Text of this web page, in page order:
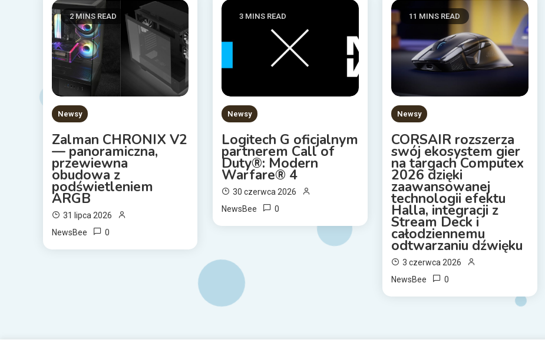
2 MINS READ
Newsy
Zalman CHRONIX V2
— panoramiczna,
przewiewna
obudowa z
podświetleniem
ARGB
31 lipca 2026
NewsBee
0
3 MINS READ
Newsy
Logitech G oficjalnym
partnerem Call of
Duty®: Modern
Warfare® 4
30 czerwca 2026
NewsBee
0
11 MINS READ
Newsy
CORSAIR rozszerza
swój ekosystem gier
na targach Computex
2026 dzięki
zaawansowanej
technologii efektu
Halla, integracji z
Stream Deck i
całodziennemu
odtwarzaniu dźwięku
3 czerwca 2026
NewsBee
0